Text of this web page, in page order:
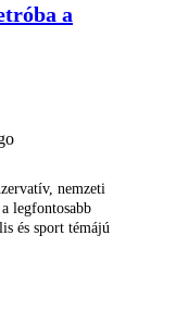
a
nemzeti
legfontosabb
és sport témájú